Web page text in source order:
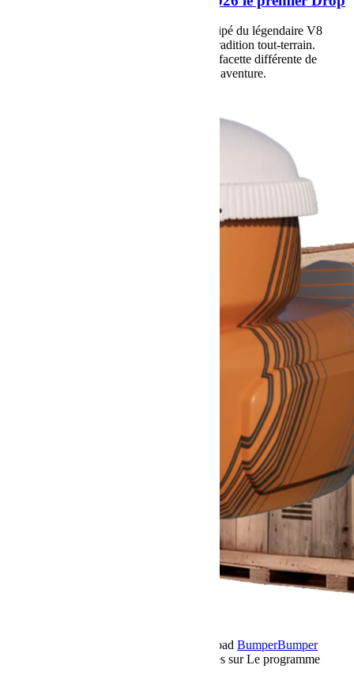
Drop 1 La Jeep Wrangler MOAB 392 équipé du légendaire V8
HEMI 6,4 L, symbole de puissance et de tradition tout-terrain.
Chaque nouvelle édition met en avant une facette différente de
l’ADN Jeep : robustesse, liberté et esprit d’aventure.
Par Martial BumperOffroad BumperBumper
Commentaires fermés sur Le programme